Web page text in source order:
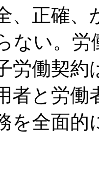
、正確
ない。労
労働契約
者と労
を全面